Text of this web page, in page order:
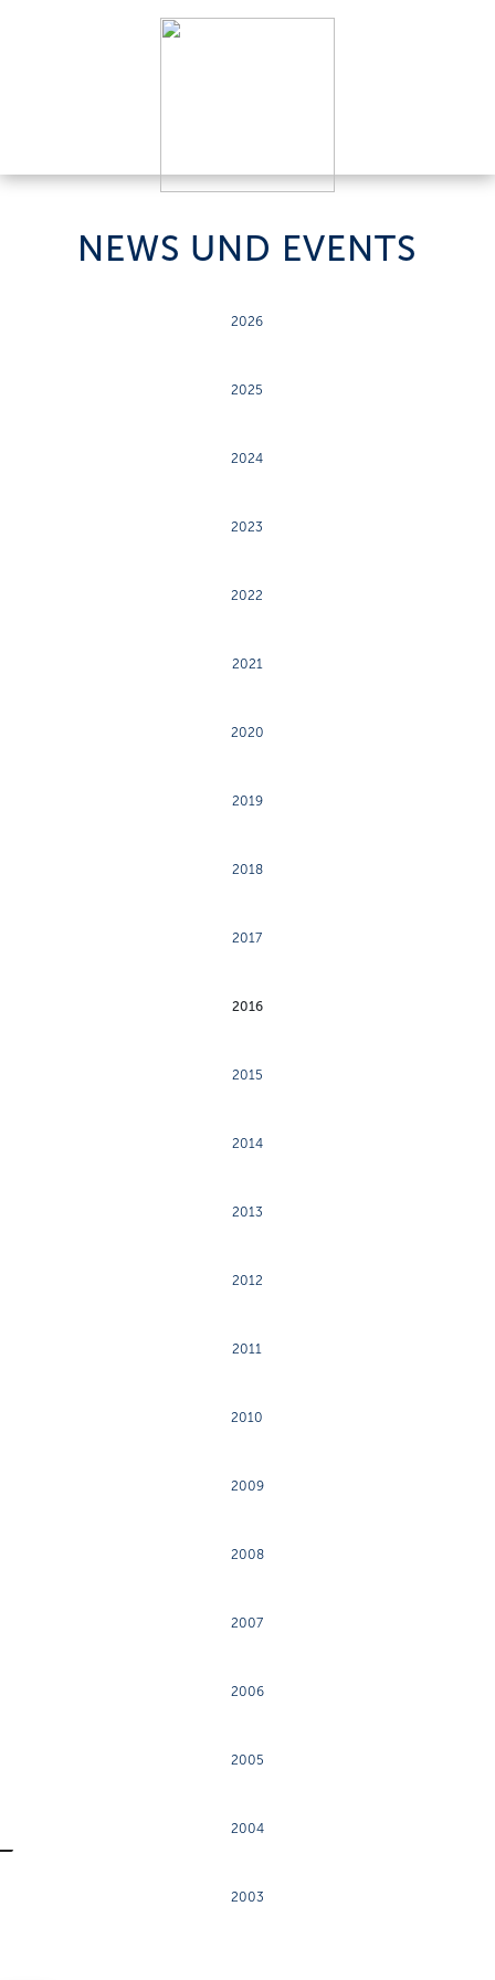
NEWS UND EVENTS
2026
2025
2024
2023
2022
2021
2020
2019
2018
2017
2016
2015
2014
2013
2012
2011
2010
2009
2008
2007
2006
2005
2004
2003